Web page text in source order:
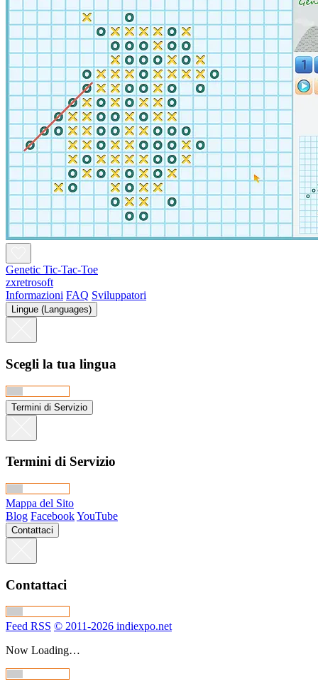
Genetic Tic-Tac-Toe
zxretrosoft
Informazioni FAQ Sviluppatori
Lingue (Languages)
Scegli la tua lingua
Termini di Servizio
Termini di Servizio
Mappa del Sito
Blog FacebookYouTube
Contattaci
Contattaci
Feed RSS © 2011-2026 indiexpo.net
Now Loading…